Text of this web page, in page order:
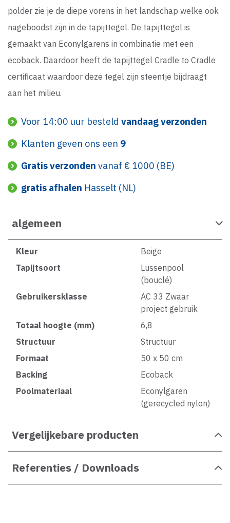
polder zie je de diepe vorens in het landschap welke ook
nageboodst zijn in de tapijttegel. De tapijttegel is
gemaakt van Econylgarens in combinatie met een
ecoback. Daardoor heeft de tapijttegel Cradle to Cradle
certificaat waardoor deze tegel zijn steentje bijdraagt
aan het milieu.
Voor 14:00 uur besteld vandaag verzonden
Klanten geven ons een 9
Gratis verzonden vanaf € 1000 (BE)
gratis afhalen Hasselt (NL)
algemeen
Kleur
Beige
Tapijtsoort
Lussenpool
(bouclé)
Gebruikersklasse
AC 33 Zwaar
project gebruik
Totaal hoogte (mm)
6,8
Structuur
Structuur
Formaat
50 x 50 cm
Backing
Ecoback
Poolmateriaal
Econylgaren
(gerecycled nylon)
Vergelijkebare producten
Referenties / Downloads